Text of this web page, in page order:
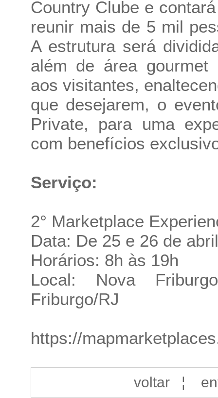
Country Clube e
reunir mais de 5 mil
A estrutura será
além de área gourmet
aos visitantes,
que desejarem, o
Private, para uma
com benefícios
Serviço:
2° Marketplace
Data: De 25 e 26 de
Horários: 8h às 19h
Local: Nova
Friburgo/RJ
https://
voltar¦